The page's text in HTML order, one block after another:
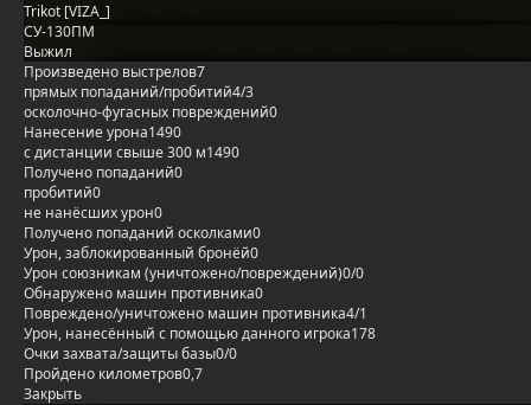
Trikot [VIZA_]
СУ-130ПМ
Выжил
Произведено выстрелов7
прямых попаданий/пробитий4/3
осколочно-фугасных повреждений0
Нанесение урона1490
с дистанции свыше 300 м1490
Получено попаданий0
пробитий0
не нанёсших урон0
Получено попаданий осколками0
Урон, заблокированный бронёй0
Урон союзникам (уничтожено/повреждений)0/0
Обнаружено машин противника0
Повреждено/уничтожено машин противника4/1
Урон, нанесённый с помощью данного игрока178
Очки захвата/защиты базы0/0
Пройдено километров0,7
Закрыть